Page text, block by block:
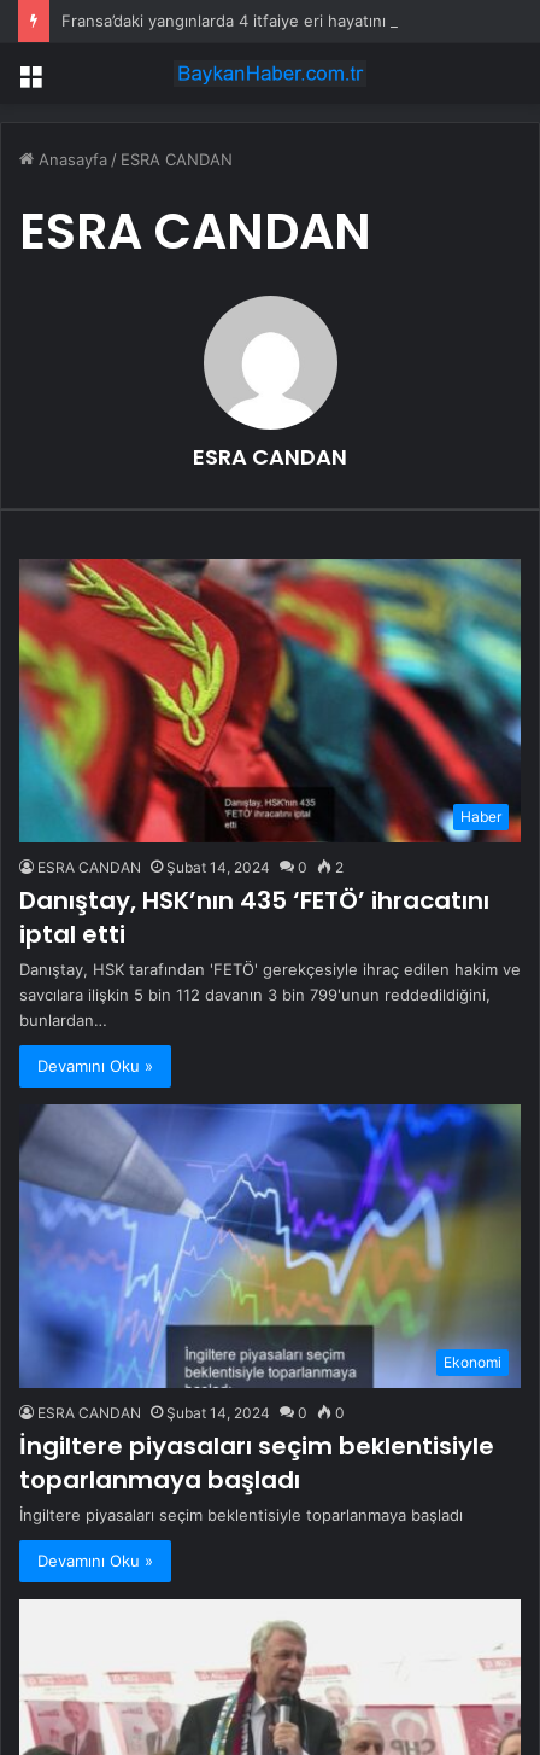
Fransa’daki yangınlarda 4 itfaiye eri hayatını kaybetti
Menü
Anasayfa / ESRA CANDAN
ESRA CANDAN
ESRA CANDAN
Haber
ESRA CANDAN Şubat 14, 2024 0 2
Danıştay, HSK’nın 435 ‘FETÖ’ ihracatını
iptal etti
Danıştay, HSK tarafından 'FETÖ' gerekçesiyle ihraç edilen hakim ve
savcılara ilişkin 5 bin 112 davanın 3 bin 799'unun reddedildiğini,
bunlardan…
Devamını Oku »
Ekonomi
ESRA CANDAN Şubat 14, 2024 0 0
İngiltere piyasaları seçim beklentisiyle
toparlanmaya başladı
İngiltere piyasaları seçim beklentisiyle toparlanmaya başladı
Devamını Oku »